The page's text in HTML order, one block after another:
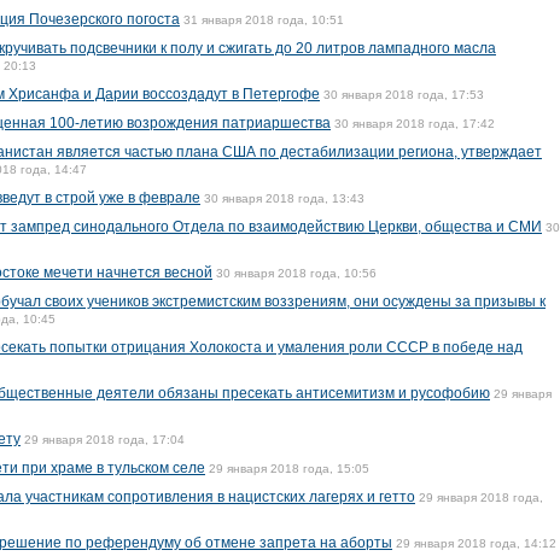
Почезерского погоста 31 января 2018 года, 10:51
подсвечники к полу и сжигать до 20 литров лампадного масла
20:13
Хрисанфа и Дарии воссоздадут в Петергофе 30 января 2018 года, 17:53
100-летию возрождения патриаршества 30 января 2018 года, 17:42
является частью плана США по дестабилизации региона, утверждает
года, 14:47
в строй уже в феврале 30 января 2018 года, 13:43
зампред синодального Отдела по взаимодействию Церкви, общества и СМИ 30
мечети начнется весной 30 января 2018 года, 10:56
своих учеников экстремистским воззрениям, они осуждены за призывы к
10:45
попытки отрицания Холокоста и умаления роли СССР в победе над
деятели обязаны пресекать антисемитизм и русофобию 29 января
29 января 2018 года, 17:04
при храме в тульском селе 29 января 2018 года, 15:05
участникам сопротивления в нацистских лагерях и гетто 29 января 2018 года,
по референдуму об отмене запрета на аборты 29 января 2018 года, 14:12